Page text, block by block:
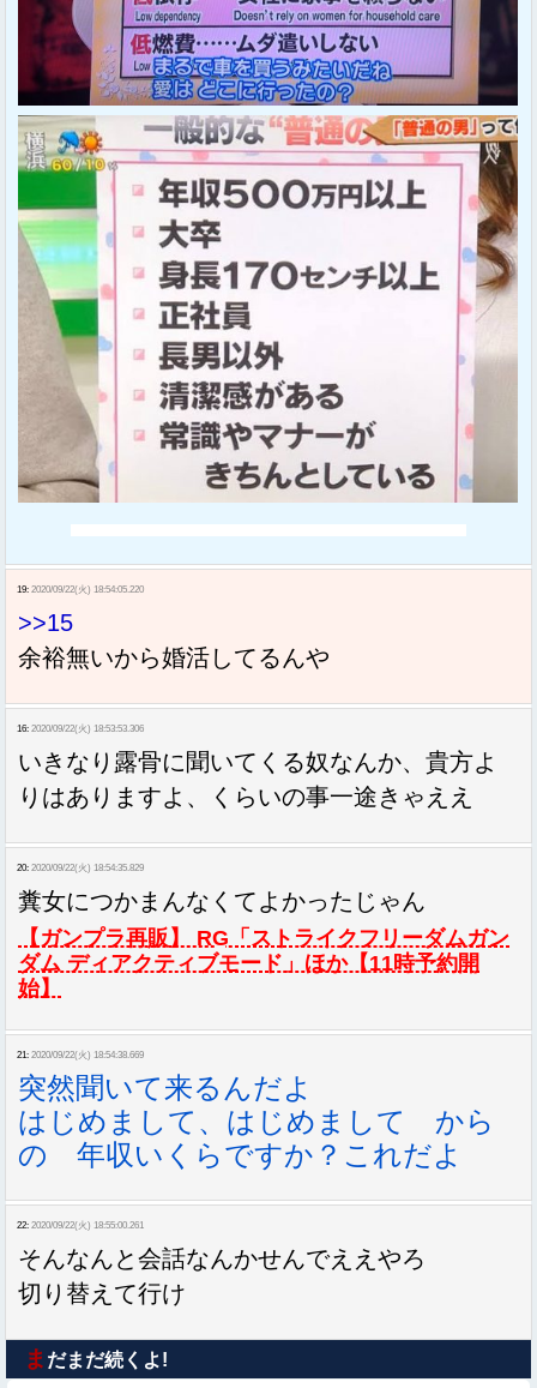
19: 2020/09/22(火) 18:54:05.220
>>15
余裕無いから婚活してるんや
16: 2020/09/22(火) 18:53:53.306
いきなり露骨に聞いてくる奴なんか、貴方よ
りはありますよ、くらいの事一途きゃええ
20: 2020/09/22(火) 18:54:35.829
糞女につかまんなくてよかったじゃん
【ガンプラ再販】 RG「ストライクフリーダムガン
ダム ディアクティブモード」ほか【11時予約開
始】
21: 2020/09/22(火) 18:54:38.669
突然聞いて来るんだよ
はじめまして、はじめまして から
の 年収いくらですか？これだよ
22: 2020/09/22(火) 18:55:00.261
そんなんと会話なんかせんでええやろ
切り替えて行け
ま だまだ続くよ!